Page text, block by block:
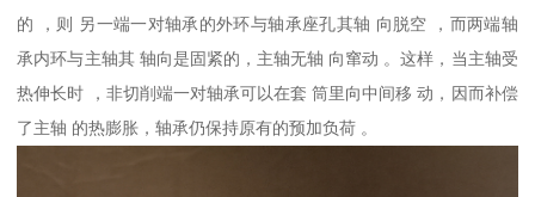
的 ，则 另一端一对轴承的外环与轴承座孔其轴 向脱空 ，而两端轴
承内环与主轴其 轴向是固紧的，主轴无轴 向窜动 。这样，当主轴受
热伸长时 ，非切削端一对轴承可以在套 筒里向中间移 动，因而补偿
了主轴 的热膨胀，轴承仍保持原有的预加负荷 。